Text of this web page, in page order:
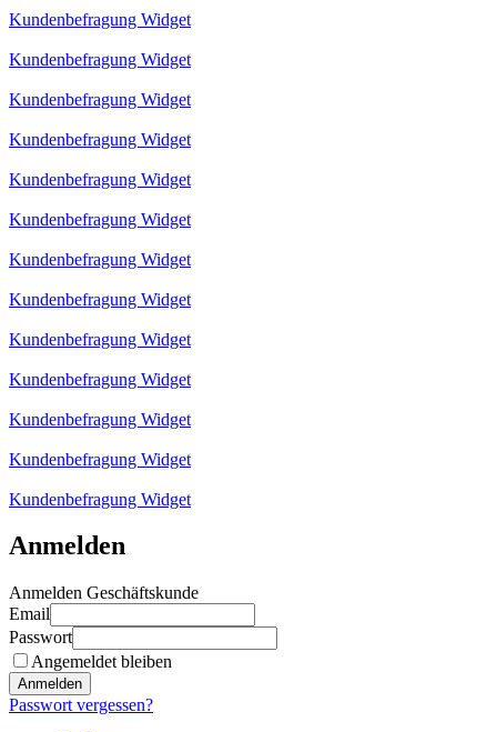
Kundenbefragung Widget
Kundenbefragung Widget
Kundenbefragung Widget
Kundenbefragung Widget
Kundenbefragung Widget
Kundenbefragung Widget
Kundenbefragung Widget
Kundenbefragung Widget
Kundenbefragung Widget
Kundenbefragung Widget
Kundenbefragung Widget
Kundenbefragung Widget
Kundenbefragung Widget
Anmelden
Anmelden Geschäftskunde
Email
Passwort
Angemeldet bleiben
Anmelden
Passwort vergessen?